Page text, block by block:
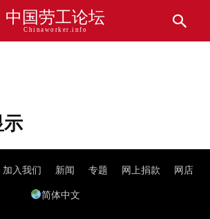
中国劳工论坛
Chinaworker.info
加入我们 新闻 专题 网上捐款 网店
简体中文